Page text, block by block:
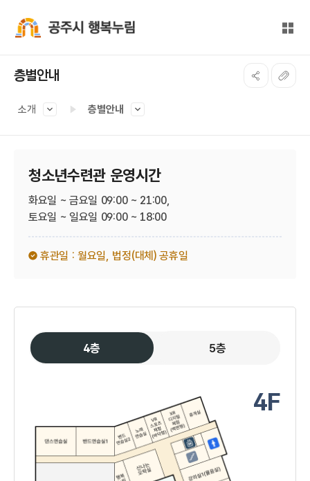
전체
층별안내
소개 층별안내
청소년수련관 운영시간
화요일 ~ 금요일 09:00 ~ 21:00,
토요일 ~ 일요일 09:00 ~ 18:00
휴관일 : 월요일, 법정(대체) 공휴일
4층 5층
4F